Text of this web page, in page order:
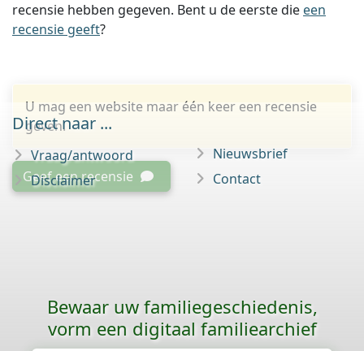
recensie hebben gegeven. Bent u de eerste die een
recensie geeft?
U mag een website maar één keer een recensie
geven.
Geef een recensie
Direct naar ...
Vraag/antwoord
Disclaimer
Nieuwsbrief
Contact
Bewaar uw familie­geschiedenis,
vorm een digitaal familiearchief